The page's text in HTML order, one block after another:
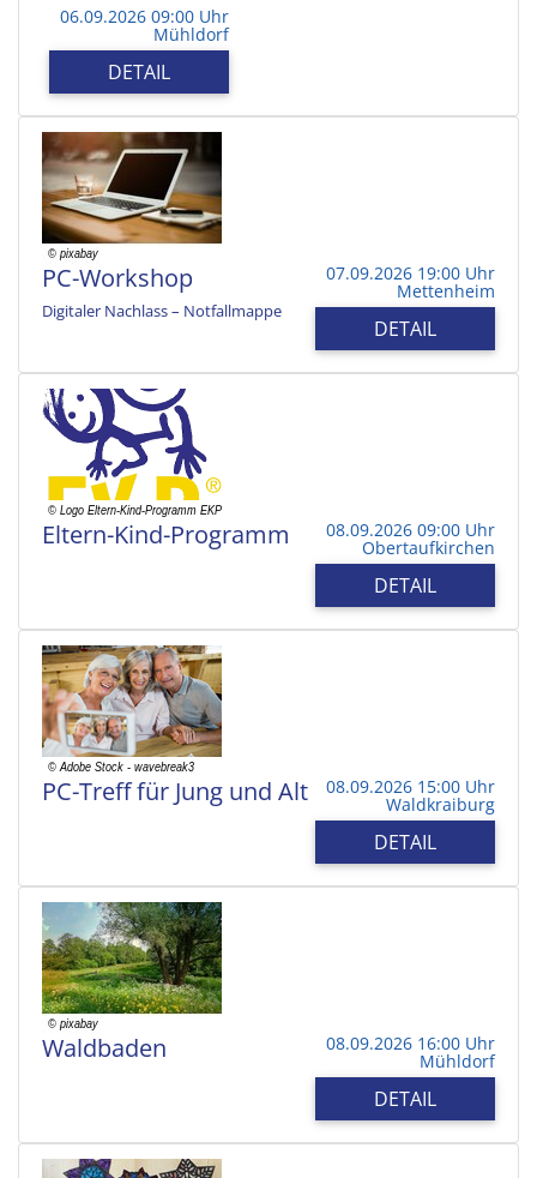
06.09.2026 09:00 Uhr
Mühldorf
DETAIL
PC-Workshop
Digitaler Nachlass – Notfallmappe
07.09.2026 19:00 Uhr
Mettenheim
DETAIL
Eltern-Kind-Programm 08.09.2026 09:00 Uhr
Obertaufkirchen
DETAIL
PC-Treff für Jung und Alt 08.09.2026 15:00 Uhr
Waldkraiburg
DETAIL
Waldbaden 08.09.2026 16:00 Uhr
Mühldorf
DETAIL